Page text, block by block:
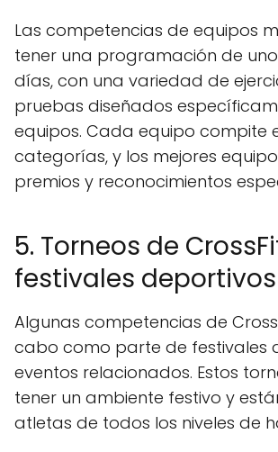
Las competencias de equipos
tener una programación de
días, con una variedad de
pruebas diseñados
equipos. Cada equipo compite
categorías, y los mejores
premios y reconocimientos
5. Torneos de
festivales deportivos
Algunas competencias de
cabo como parte de festivales
eventos relacionados. Estos
tener un ambiente festivo y
atletas de todos los niveles de